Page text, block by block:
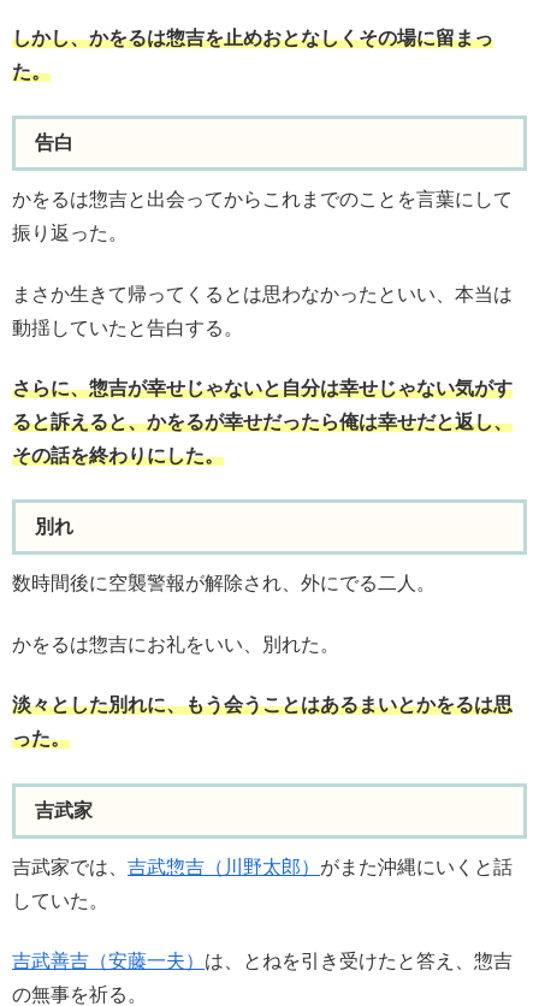
しかし、かをるは惣吉を止めおとなしくその場に留まっ
た。
告白
かをるは惣吉と出会ってからこれまでのことを言葉にして
振り返った。
まさか生きて帰ってくるとは思わなかったといい、本当は
動揺していたと告白する。
さらに、惣吉が幸せじゃないと自分は幸せじゃない気がす
ると訴えると、かをるが幸せだったら俺は幸せだと返し、
その話を終わりにした。
別れ
数時間後に空襲警報が解除され、外にでる二人。
かをるは惣吉にお礼をいい、別れた。
淡々とした別れに、もう会うことはあるまいとかをるは思
った。
吉武家
吉武家では、 吉武惣吉（川野太郎） がまた沖縄にいくと話
していた。
吉武善吉（安藤一夫） は、とねを引き受けたと答え、惣吉
の無事を祈る。